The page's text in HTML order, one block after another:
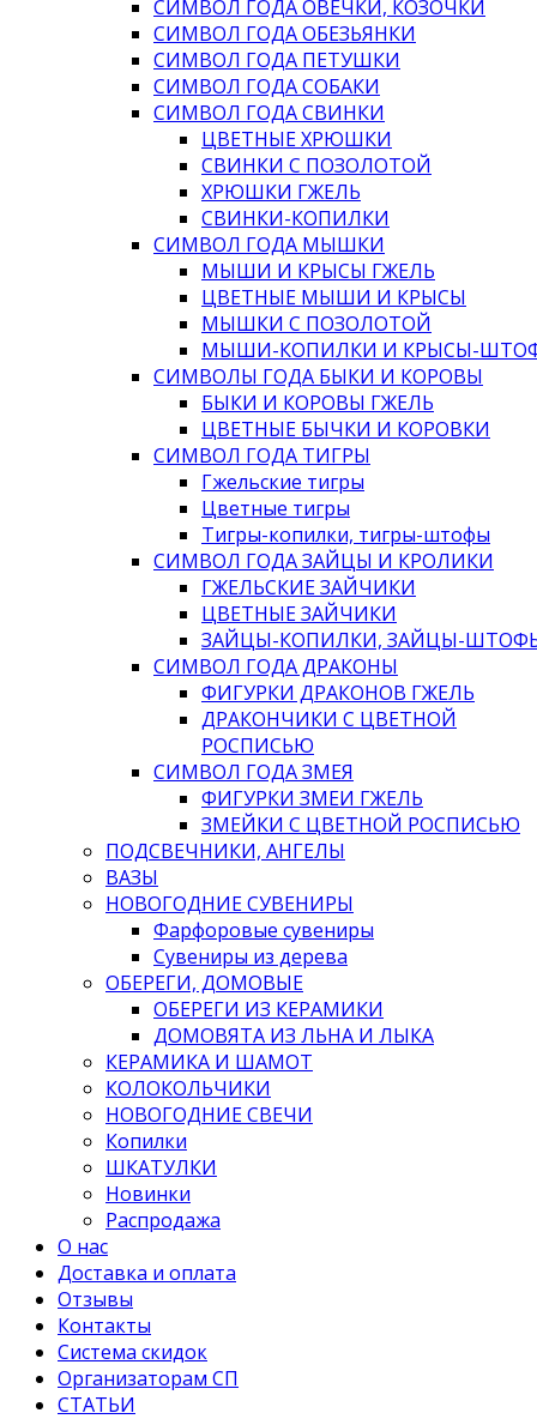
СИМВОЛ ГОДА ОВЕЧКИ, КОЗОЧКИ
СИМВОЛ ГОДА ОБЕЗЬЯНКИ
СИМВОЛ ГОДА ПЕТУШКИ
СИМВОЛ ГОДА СОБАКИ
СИМВОЛ ГОДА СВИНКИ
ЦВЕТНЫЕ ХРЮШКИ
СВИНКИ С ПОЗОЛОТОЙ
ХРЮШКИ ГЖЕЛЬ
СВИНКИ-КОПИЛКИ
СИМВОЛ ГОДА МЫШКИ
МЫШИ И КРЫСЫ ГЖЕЛЬ
ЦВЕТНЫЕ МЫШИ И КРЫСЫ
МЫШКИ С ПОЗОЛОТОЙ
МЫШИ-КОПИЛКИ И КРЫСЫ-
СИМВОЛЫ ГОДА БЫКИ И КОРОВЫ
БЫКИ И КОРОВЫ ГЖЕЛЬ
ЦВЕТНЫЕ БЫЧКИ И КОРОВКИ
СИМВОЛ ГОДА ТИГРЫ
Гжельские тигры
Цветные тигры
Тигры-копилки, тигры-штофы
СИМВОЛ ГОДА ЗАЙЦЫ И КРОЛИКИ
ГЖЕЛЬСКИЕ ЗАЙЧИКИ
ЦВЕТНЫЕ ЗАЙЧИКИ
ЗАЙЦЫ-КОПИЛКИ, ЗАЙЦЫ-
СИМВОЛ ГОДА ДРАКОНЫ
ФИГУРКИ ДРАКОНОВ ГЖЕЛЬ
ДРАКОНЧИКИ С ЦВЕТНОЙ
РОСПИСЬЮ
СИМВОЛ ГОДА ЗМЕЯ
ФИГУРКИ ЗМЕИ ГЖЕЛЬ
ЗМЕЙКИ С ЦВЕТНОЙ РОСПИСЬЮ
ПОДСВЕЧНИКИ, АНГЕЛЫ
ВАЗЫ
НОВОГОДНИЕ СУВЕНИРЫ
Фарфоровые сувениры
Сувениры из дерева
ОБЕРЕГИ, ДОМОВЫЕ
ОБЕРЕГИ ИЗ КЕРАМИКИ
ДОМОВЯТА ИЗ ЛЬНА И ЛЫКА
КЕРАМИКА И ШАМОТ
КОЛОКОЛЬЧИКИ
НОВОГОДНИЕ СВЕЧИ
Копилки
ШКАТУЛКИ
Новинки
Распродажа
О нас
Доставка и оплата
Отзывы
Контакты
Система скидок
Организаторам СП
СТАТЬИ